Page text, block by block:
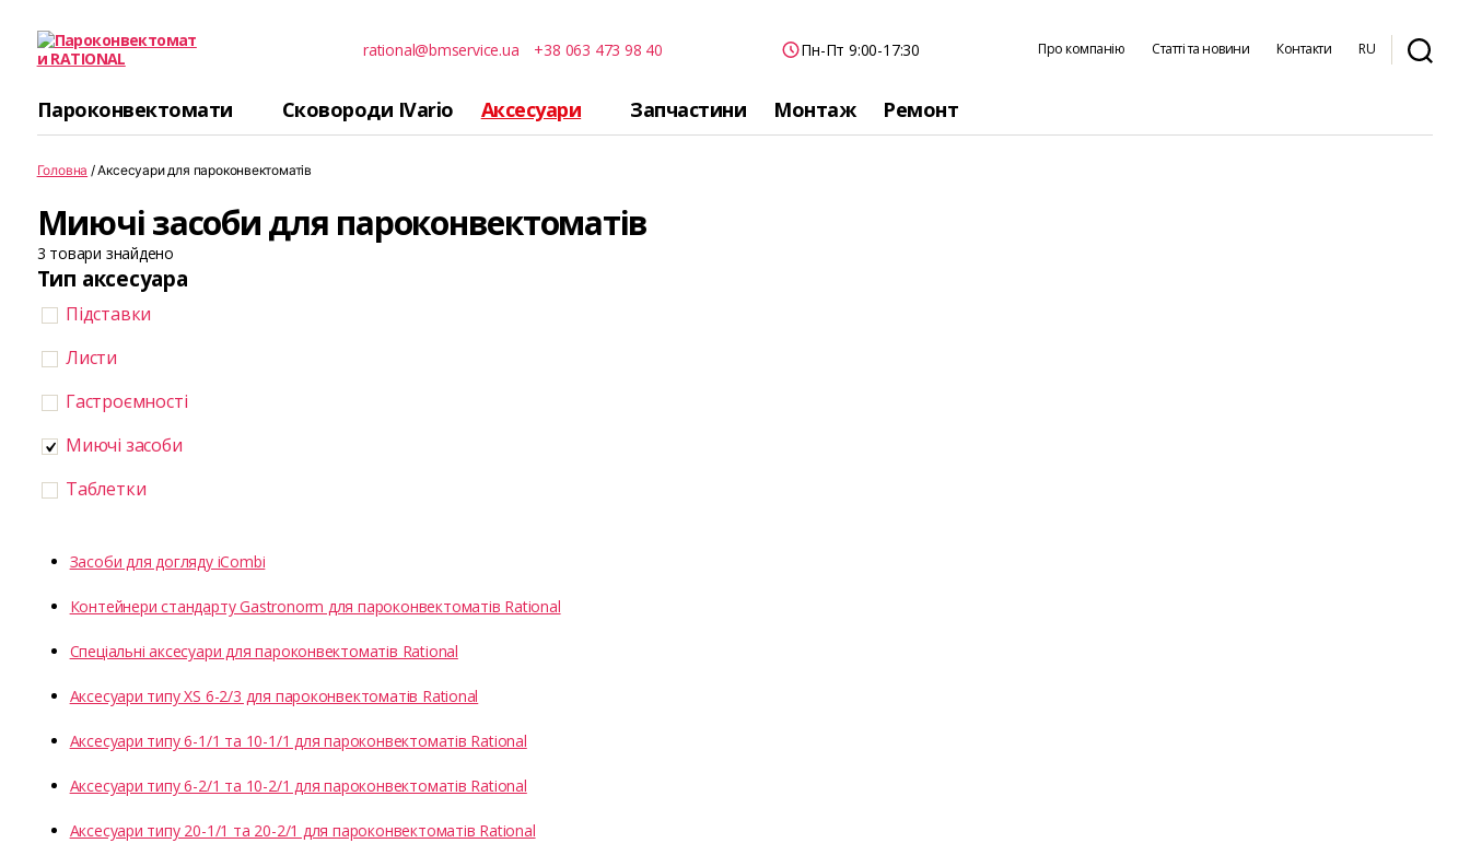
rational@bmservice.ua +38 063 473 98 40 Пн-Пт 9:00-17:30 Про компанію Статті та новини Контакти RU
Пароконвектомати Сковороди IVario Аксесуари Запчастини Монтаж Ремонт
Головна / Аксесуари для пароконвектоматів
Миючі засоби для пароконвектоматів
3 товари знайдено
Тип аксесуара
Підставки
Листи
Гастроємності
Миючі засоби
Таблетки
Засоби для догляду iCombi
Контейнери стандарту Gastronorm для пароконвектоматів Rational
Спеціальні аксесуари для пароконвектоматів Rational
Аксесуари типу XS 6-2/3 для пароконвектоматів Rational
Аксесуари типу 6-1/1 та 10-1/1 для пароконвектоматів Rational
Аксесуари типу 6-2/1 та 10-2/1 для пароконвектоматів Rational
Аксесуари типу 20-1/1 та 20-2/1 для пароконвектоматів Rational